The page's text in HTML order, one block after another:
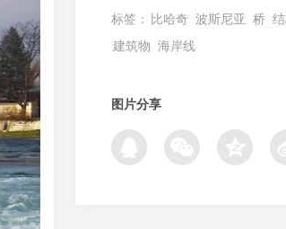
标签：
比哈奇 波斯尼亚 桥
建筑物 海岸线
图片分享